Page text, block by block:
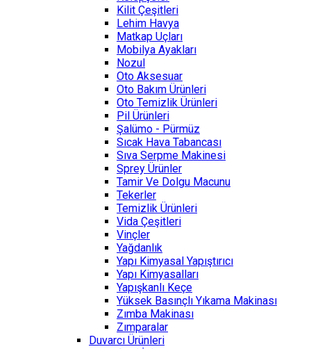
Kilit Çeşitleri
Lehim Havya
Matkap Uçları
Mobilya Ayakları
Nozul
Oto Aksesuar
Oto Bakım Ürünleri
Oto Temizlik Ürünleri
Pil Ürünleri
Şalümo - Pürmüz
Sıcak Hava Tabancası
Sıva Serpme Makinesi
Sprey Ürünler
Tamir Ve Dolgu Macunu
Tekerler
Temizlik Ürünleri
Vida Çeşitleri
Vinçler
Yağdanlık
Yapı Kimyasal Yapıştırıcı
Yapı Kimyasalları
Yapışkanlı Keçe
Yüksek Basınçlı Yıkama Makinası
Zımba Makinası
Zımparalar
Duvarcı Ürünleri